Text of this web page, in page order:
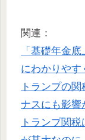
関連：
「基礎年金
にわかりやす
トランプの
ナスにも影響
トランプ関